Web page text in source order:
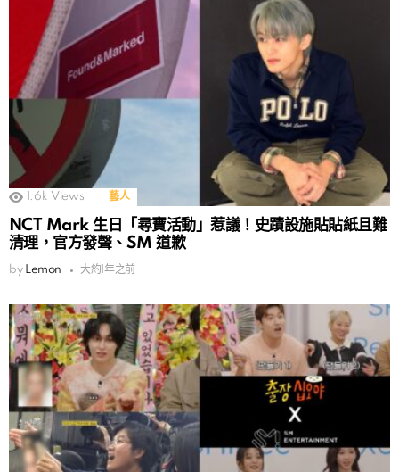
1.6k Views 藝人
NCT Mark 生日「尋寶活動」惹議！史蹟設施貼貼紙且難
清理，官方發聲、SM 道歉
by Lemon 大約1年之前